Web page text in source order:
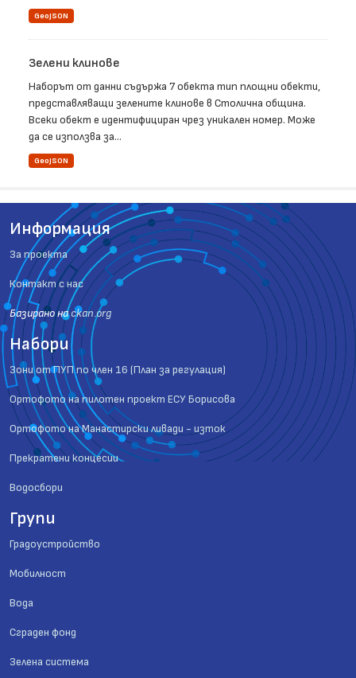
GeoJSON
Зелени клинове
Наборът от данни съдържа 7 обекта тип площни обекти,
представляващи зелените клинове в Столична община.
Всеки обект е идентифициран чрез уникален номер. Може
да се използва за...
GeoJSON
Информация
За проекта
Контакт с нас
Базиранo наckan.org
Набори
Зони от ПУП по член 16 (План за регулация)
Ортофото на пилотен проект ЕСУ Борисова
Ортофото на Манастирски ливади - изток
Прекратени концесии
Водосбори
Групи
Градоустройство
Мобилност
Вода
Сграден фонд
Зелена система